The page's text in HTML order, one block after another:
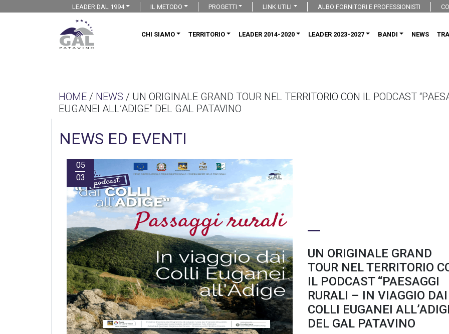
LEADER DAL 1994 IL METODO PROGETTI LINK UTILI ALBO FORNITORI E PROFESSIONISTI
CHI SIAMO TERRITORIO LEADER 2014-2020 LEADER 2023-2027 BANDI NEWS
HOME / NEWS / UN ORIGINALE GRAND TOUR NEL TERRITORIO CON IL PODCAST
EUGANEI ALL’ADIGE” DEL GAL PATAVINO
NEWS ED EVENTI
05
03
UN ORIGINALE GRAND
TOUR NEL TERRITORIO
IL PODCAST “PAESAGGI
RURALI – IN VIAGGIO DAI
COLLI EUGANEI
DEL GAL PATAVINO